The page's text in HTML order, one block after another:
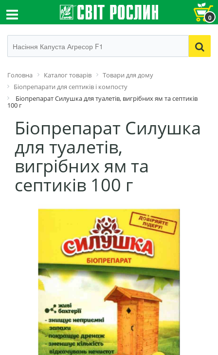
0
Головна Каталог товарів
Товари для дому
Біопрепарати для септиків і компосту
Біопрепарат Силушка для туалетів, вигрібних ям та септиків
100 г
Біопрепарат Силушка
для туалетів,
вигрібних ям та
септиків 100 г